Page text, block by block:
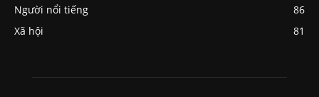
Người nổi tiếng
86
Xã hội
81